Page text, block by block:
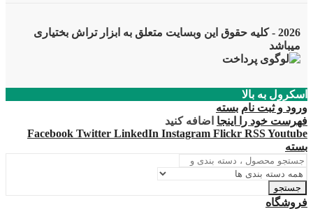
2026 - کلیه حقوق این وبسایت متعلق به ابزار تراش بختیاری
میباشد
اسکرول به بالا
ورود و ثبت نام بسته
فهرست خود را اینجا اضافه کنید
Facebook Twitter LinkedIn Instagram Flickr RSSYoutube
بسته
جستجو
فروشگاه